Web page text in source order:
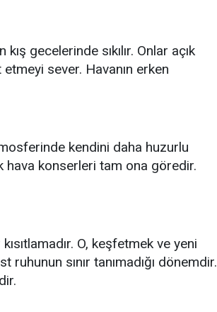
gecelerinde sıkılır. Onlar açık
sever. Havanın erken
kendini daha huzurlu
hava konserleri tam ona göredir.
O, keşfetmek ve yeni
sınır tanımadığı dönemdir.